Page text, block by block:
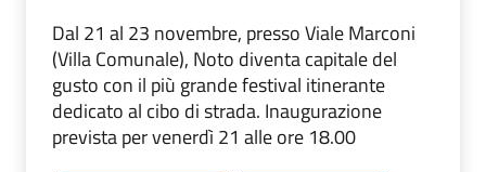
Dal 21 al 23 novembre, presso Viale Marconi
(Villa Comunale), Noto diventa capitale del
gusto con il più grande festival itinerante
dedicato al cibo di strada. Inaugurazione
prevista per venerdì 21 alle ore 18.00